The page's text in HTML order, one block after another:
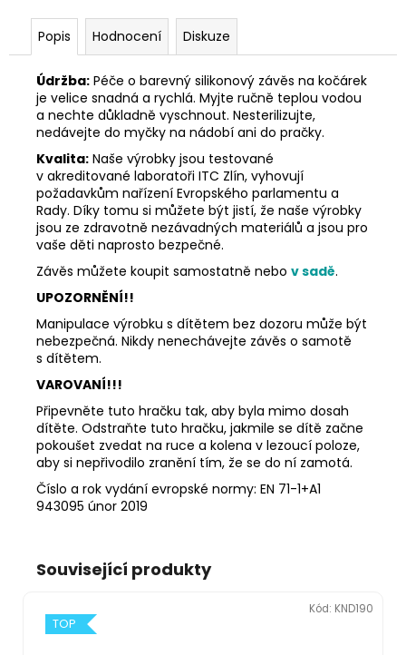
Popis Hodnocení Diskuze
Údržba: Péče o barevný silikonový závěs na kočárek
je velice snadná a rychlá. Myjte ručně teplou vodou
a nechte důkladně vyschnout. Nesterilizujte,
nedávejte do myčky na nádobí ani do pračky.
Kvalita: Naše výrobky jsou testované
v akreditované laboratoři ITC Zlín, vyhovují
požadavkům nařízení Evropského parlamentu a
Rady. Díky tomu si můžete být jistí, že naše výrobky
jsou ze zdravotně nezávadných materiálů a jsou pro
vaše děti naprosto bezpečné.
Závěs můžete koupit samostatně nebo v sadě.
UPOZORNĚNÍ!!
Manipulace výrobku s dítětem bez dozoru může být
nebezpečná. Nikdy nenechávejte závěs o samotě
s dítětem.
VAROVANÍ!!!
Připevněte tuto hračku tak, aby byla mimo dosah
dítěte. Odstraňte tuto hračku, jakmile se dítě začne
pokoušet zvedat na ruce a kolena v lezoucí poloze,
aby si nepřivodilo zranění tím, že se do ní zamotá.
Číslo a rok vydání evropské normy: EN 71-1+A1
943095 únor 2019
Související produkty
TOP
Kód: KND190